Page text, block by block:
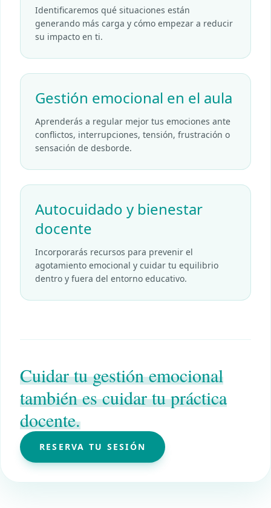
Identificaremos qué situaciones están
generando más carga y cómo empezar a reducir
su impacto en ti.
Gestión emocional en el aula
Aprenderás a regular mejor tus emociones ante
conflictos, interrupciones, tensión, frustración o
sensación de desborde.
Autocuidado y bienestar
docente
Incorporarás recursos para prevenir el
agotamiento emocional y cuidar tu equilibrio
dentro y fuera del entorno educativo.
Cuidar tu gestión emocional
también es cuidar tu práctica
docente.
RESERVA TU SESIÓN